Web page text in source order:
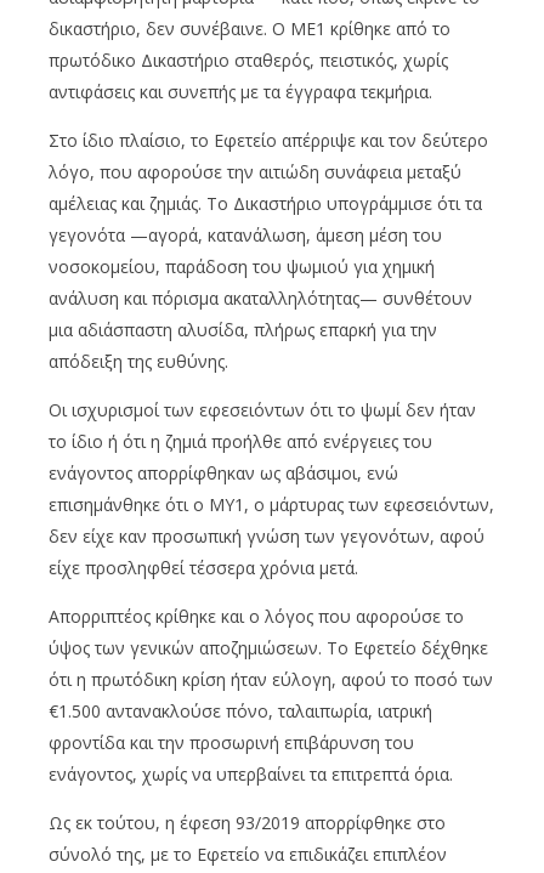
δικαστήριο, δεν συνέβαινε. Ο ΜΕ1 κρίθηκε από το
πρωτόδικο Δικαστήριο σταθερός, πειστικός, χωρίς
αντιφάσεις και συνεπής με τα έγγραφα τεκμήρια.
Στο ίδιο πλαίσιο, το Εφετείο απέρριψε και τον δεύτερο
λόγο, που αφορούσε την αιτιώδη συνάφεια μεταξύ
αμέλειας και ζημιάς. Το Δικαστήριο υπογράμμισε ότι τα
γεγονότα —αγορά, κατανάλωση, άμεση μέση του
νοσοκομείου, παράδοση του ψωμιού για χημική
ανάλυση και πόρισμα ακαταλληλότητας— συνθέτουν
μια αδιάσπαστη αλυσίδα, πλήρως επαρκή για την
απόδειξη της ευθύνης.
Οι ισχυρισμοί των εφεσειόντων ότι το ψωμί δεν ήταν
το ίδιο ή ότι η ζημιά προήλθε από ενέργειες του
ενάγοντος απορρίφθηκαν ως αβάσιμοι, ενώ
επισημάνθηκε ότι ο ΜΥ1, ο μάρτυρας των εφεσειόντων,
δεν είχε καν προσωπική γνώση των γεγονότων, αφού
είχε προσληφθεί τέσσερα χρόνια μετά.
Απορριπτέος κρίθηκε και ο λόγος που αφορούσε το
ύψος των γενικών αποζημιώσεων. Το Εφετείο δέχθηκε
ότι η πρωτόδικη κρίση ήταν εύλογη, αφού το ποσό των
€1.500 αντανακλούσε πόνο, ταλαιπωρία, ιατρική
φροντίδα και την προσωρινή επιβάρυνση του
ενάγοντος, χωρίς να υπερβαίνει τα επιτρεπτά όρια.
Ως εκ τούτου, η έφεση 93/2019 απορρίφθηκε στο
σύνολό της, με το Εφετείο να επιδικάζει επιπλέον